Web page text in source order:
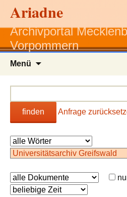
Ariadne
Archivportal
Vorpommern
Menü
finden Anfrage